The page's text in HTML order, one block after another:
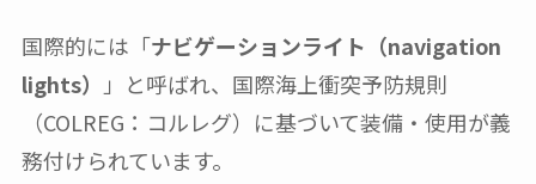
国際的には「ナビゲーションライト（navigation
lights）
」と呼ばれ、国際海上衝突予防規則
（COLREG：コルレグ）に基づいて装備・使用が義
務付けられています。